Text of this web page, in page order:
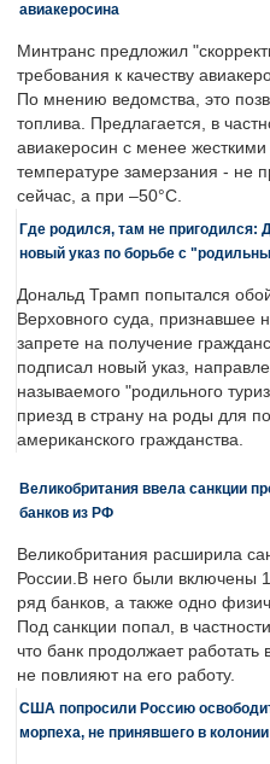
авиакеросина
Минтранс предложил
требования к качеству
По мнению ведомства, это
топлива. Предлагается, в
авиакеросин с менее
температуре замерзания - не
сейчас, а при –50°C.
Где родился, там не пригодился:
новый указ по борьбе с
Дональд Трамп попытался
Верховного суда, признавшее
запрете на получение
подписал новый указ,
называемого "родильного
приезд в страну на роды для
американского гражданства.
Великобритания ввела санкции
банков из РФ
Великобритания расширила
России.В него были включены
ряд банков, а также одно
Под санкции попал, в
что банк продолжает
не повлияют на его работу.
США попросили Россию
морпеха, не принявшего в